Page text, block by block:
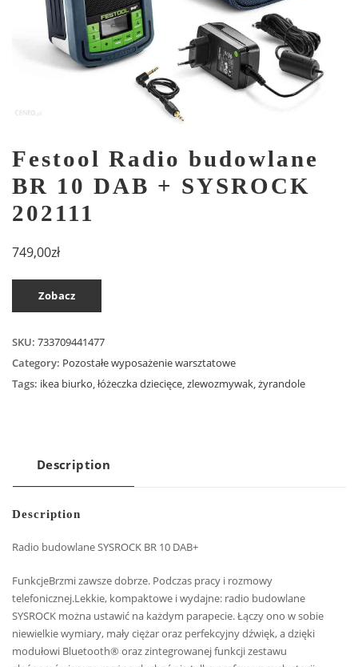
Festool Radio budowlane
BR 10 DAB + SYSROCK
202111
749,00zł
Zobacz
SKU: 733709441477
Category: Pozostałe wyposażenie warsztatowe
Tags: ikea biurko,łóżeczka dziecięce,zlewozmywak,żyrandole
Description
Description
Radio budowlane SYSROCK BR 10 DAB+
FunkcjeBrzmi zawsze dobrze. Podczas pracy i rozmowy
telefonicznej.Lekkie, kompaktowe i wydajne: radio budowlane
SYSROCK można ustawić na każdym parapecie. Łączy ono w sobie
niewielkie wymiary, mały ciężar oraz perfekcyjny dźwięk, a dzięki
modułowi Bluetooth® oraz zintegrowanej funkcji zestawu